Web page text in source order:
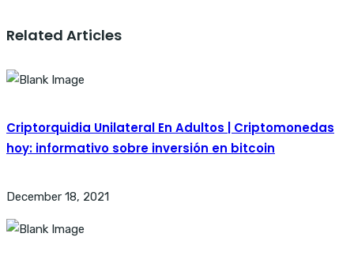
Related Articles
Criptorquidia Unilateral En Adultos | Criptomonedas
hoy: informativo sobre inversión en bitcoin
December 18, 2021